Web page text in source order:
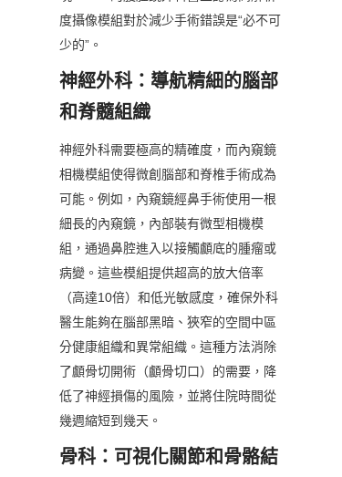
度攝像模組對於減少手術錯誤是“必不可
少的”。
神經外科：導航精細的腦部
和脊髓組織
神經外科需要極高的精確度，而內窺鏡
相機模組使得微創腦部和脊椎手術成為
可能。例如，內窺鏡經鼻手術使用一根
細長的內窺鏡，內部裝有微型相機模
組，通過鼻腔進入以接觸顱底的腫瘤或
病變。這些模組提供超高的放大倍率
（高達10倍）和低光敏感度，確保外科
醫生能夠在腦部黑暗、狹窄的空間中區
分健康組織和異常組織。這種方法消除
了顱骨切開術（顱骨切口）的需要，降
低了神經損傷的風險，並將住院時間從
幾週縮短到幾天。
骨科：可視化關節和骨骼結